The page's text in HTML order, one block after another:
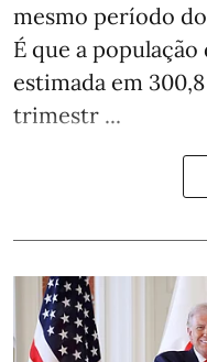
mesmo período
É que a
estimada em
trimestr ...